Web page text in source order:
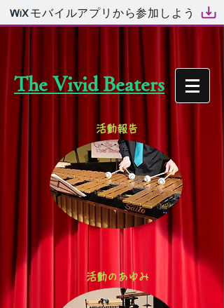
モバイルアプリから参加しよう
The Vivid Beaters
活動報告
​活動のあゆみ